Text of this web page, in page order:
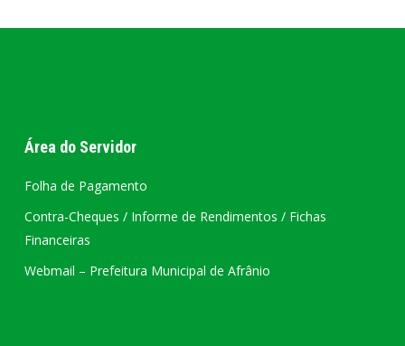
Área do Servidor
Folha de Pagamento
Contra-Cheques / Informe de Rendimentos / Fichas
Financeiras
Webmail – Prefeitura Municipal de Afrânio